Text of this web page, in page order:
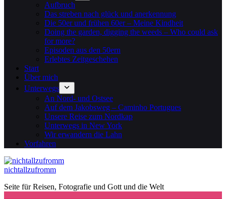
Aufbruch
Das streben nach glück und anerkennung
Die 50er und frühen 60er – Meine Kindheit
Doing the garden, digging the weeds – Who could ask
for more?
Episoden aus den 50ern
Erlebtes Zeitgeschehen
Start
Über mich
Unterwegs
An Nord- und Ostsee
Auf dem Jakobsweg – Caminho Portugues
Unsere Reise zum Nordkap
Unterwegs in New York
Wir erwandern die Lahn
Vorfahren
nichtallzufromm
Seite für Reisen, Fotografie und Gott und die Welt